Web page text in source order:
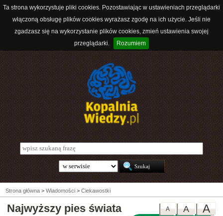
Ta strona wykorzystuje pliki cookies. Pozostawiając w ustawieniach przeglądarki
włączoną obsługę plików cookies wyrażasz zgodę na ich użycie. Jeśli nie
zgadzasz się na wykorzystanie plików cookies, zmień ustawienia swojej
przeglądarki.
Rozumiem
Strona główna > Wiadomości > Ciekawostki
A
A
A
Najwyższy pies świata